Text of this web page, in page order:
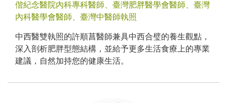
偕紀念醫院內科專科醫師、臺灣肥胖醫學會醫師、臺灣
內科醫學會醫師、臺灣中醫師執照
中西醫雙執照的許順菖醫師兼具中西合璧的養生觀點，
深入剖析肥胖型態結構，並給予更多生活食療上的專業
建議，自然加持您的健康生活。